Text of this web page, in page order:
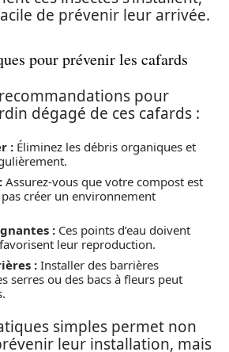
de prévenir leur arrivée.
pour prévenir les cafards
pour
dégagé de ces cafards :
: Éliminez les débris organiques et
Assurez-vous que votre compost est
créer un environnement
: Ces points d’eau doivent
leur reproduction.
: Installer des barrières
serres ou des bacs à fleurs peut
simples permet non
leur installation, mais